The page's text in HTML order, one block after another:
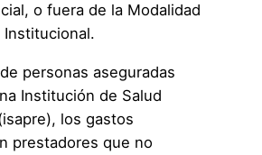
o fuera de la Modalidad
personas aseguradas
Institución de Salud
los gastos
prestadores que no